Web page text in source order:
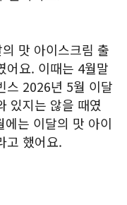
맛 아이스크림 출
어요. 이때는 4월말
스 2026년 5월 이달
있지는 않을 때였
는 이달의 맛 아이
고 했어요.